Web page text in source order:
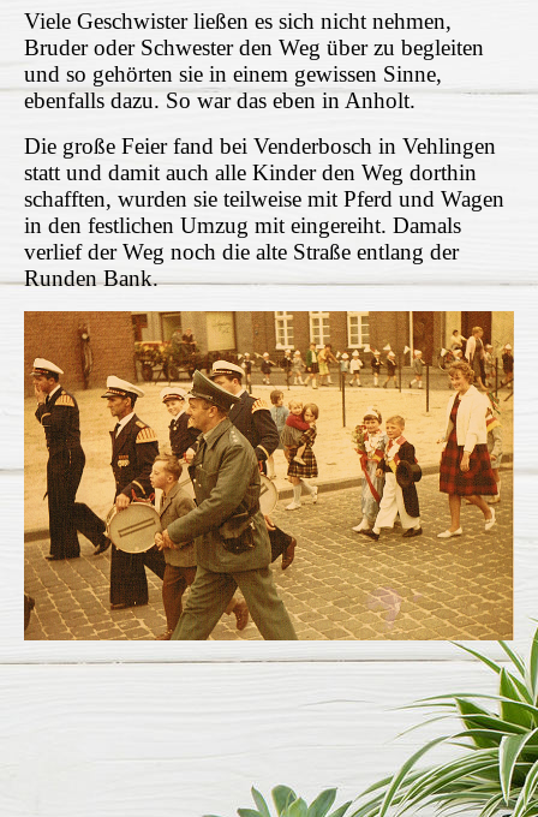
Viele Geschwister ließen es sich nicht nehmen,
Bruder oder Schwester den Weg über zu begleiten
und so gehörten sie in einem gewissen Sinne,
ebenfalls dazu. So war das eben in Anholt.
Die große Feier fand bei Venderbosch in Vehlingen
statt und damit auch alle Kinder den Weg dorthin
schafften, wurden sie teilweise mit Pferd und Wagen
in den festlichen Umzug mit eingereiht. Damals
verlief der Weg noch die alte Straße entlang der
Runden Bank.